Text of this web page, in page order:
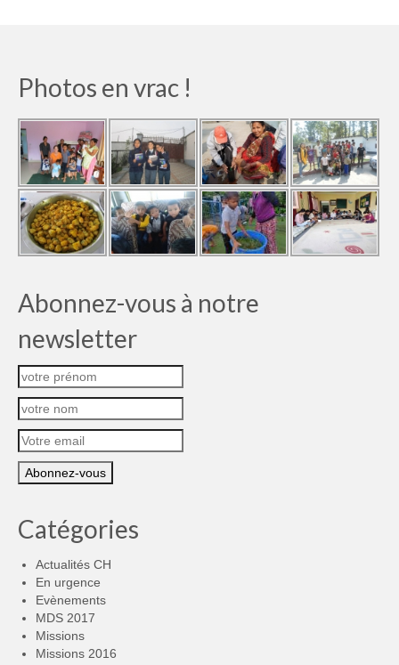
Photos en vrac !
Abonnez-vous à notre
newsletter
Catégories
Actualités CH
En urgence
Evènements
MDS 2017
Missions
Missions 2016